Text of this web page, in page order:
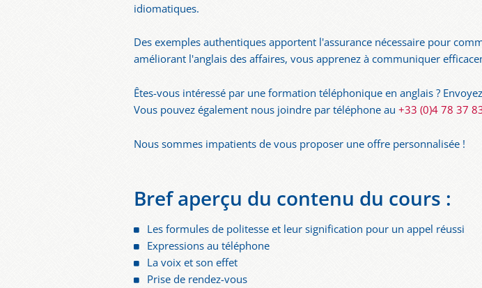
idiomatiques.
Des exemples authentiques apportent l'assurance nécessaire pour
améliorant l'anglais des affaires, vous apprenez à communiquer
Êtes-vous intéressé par une formation téléphonique en anglais ?
Vous pouvez également nous joindre par téléphone au +33 (0)4 78 37
Nous sommes impatients de vous proposer une offre personnalisée !
Bref aperçu du contenu du cours :
Les formules de politesse et leur signification pour un appel réussi
Expressions au téléphone
La voix et son effet
Prise de rendez-vous